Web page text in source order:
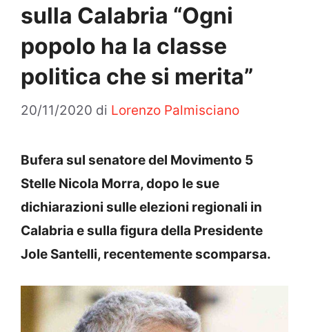
sulla Calabria “Ogni
popolo ha la classe
politica che si merita”
20/11/2020 di Lorenzo Palmisciano
Bufera sul senatore del Movimento 5
Stelle Nicola Morra, dopo le sue
dichiarazioni sulle elezioni regionali in
Calabria e sulla figura della Presidente
Jole Santelli, recentemente scomparsa.